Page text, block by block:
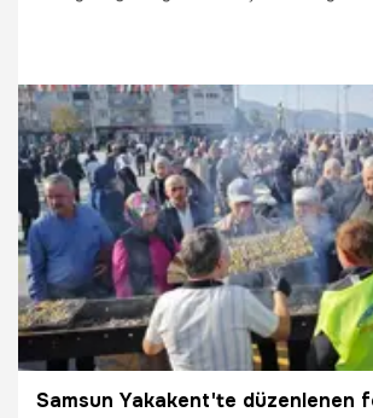
3.12.2025 Gündem